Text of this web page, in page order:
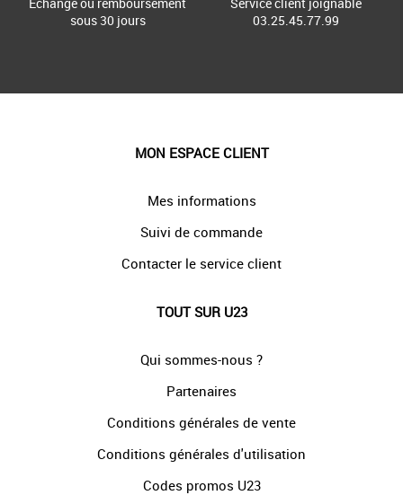
sous 30 jours
03.25.45.77.99
MON ESPACE CLIENT
Mes informations
Suivi de commande
Contacter le service client
TOUT SUR U23
Qui sommes-nous ?
Partenaires
Conditions générales de vente
Conditions générales d'utilisation
Codes promos U23